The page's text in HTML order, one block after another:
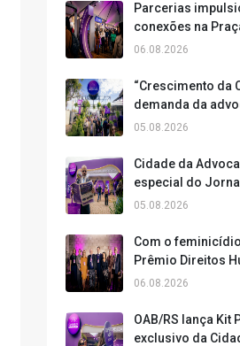
Parcerias
conexões na
Cidade da
06.08.2026
“Crescimento da
demanda da
presidente da
05.08.2026
Cidade da
especial do
ampliar a
05.08.2026
Com o
Prêmio Direitos
Jornalismo é
06.08.2026
OAB/RS lança Kit
exclusivo da